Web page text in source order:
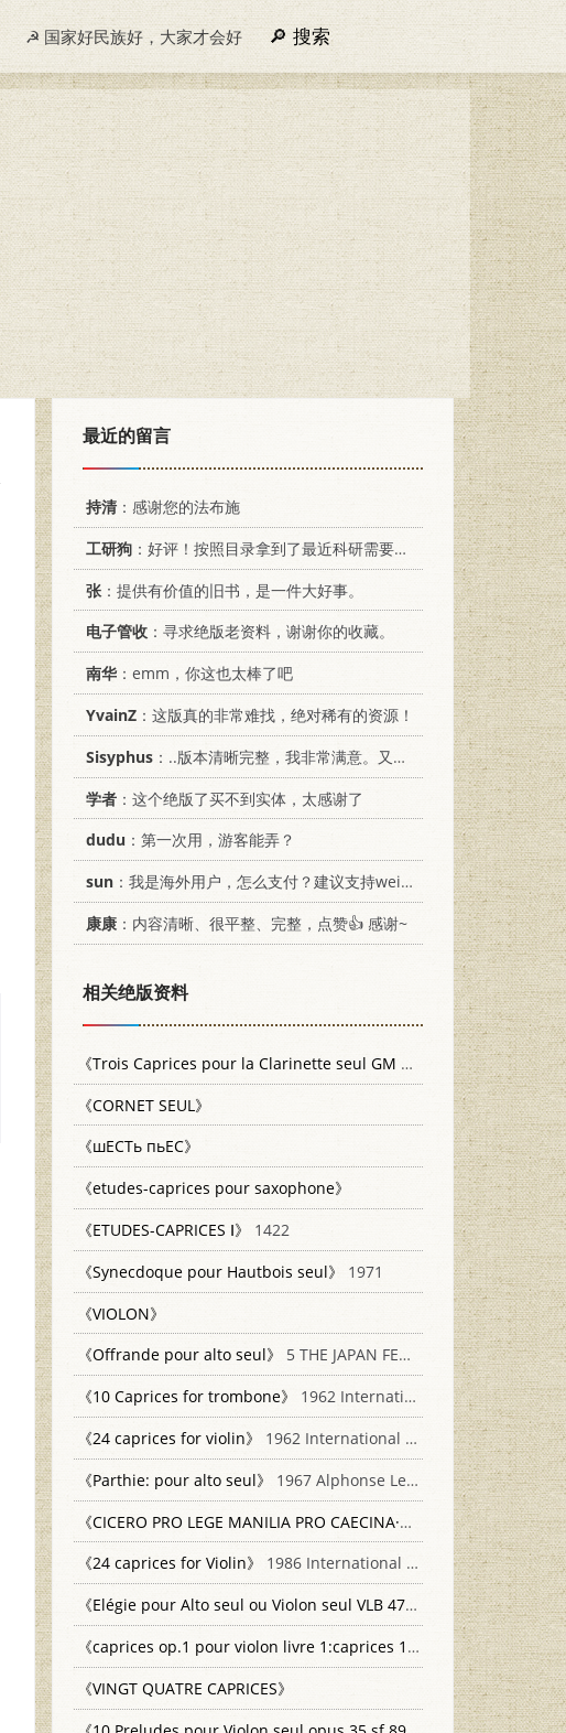
☭ 国家好民族好，大家才会好 搜索
最近的留言
持清：感谢您的法布施
工研狗 ：好评！按照目录拿到了最近科研需要的材料！
张 ：提供有价值的旧书，是一件大好事。
电子管收 ：寻求绝版老资料，谢谢你的收藏。
南华：emm，你这也太棒了吧
YvainZ ：这版真的非常难找，绝对稀有的资源！
Sisyphus ：..版本清晰完整，我非常满意。又及，这本《话语的真相》...
学者 ：这个绝版了买不到实体，太感谢了
dudu ：第一次用，游客能弄？
sun ：我是海外用户，怎么支付？建议支持weixin支付
康康 ：内容清晰、很平整、完整，点赞👍 感谢~
相关绝版资料
《Trois Caprices pour la Clarinette seul GM 1397》
1992 Edition
《CORNET SEUL》
《шECTь пьEC》
《etudes-caprices pour saxophone》
《ETUDES-CAPRICES Ⅰ》
1422
《Synecdoque pour Hautbois seul》
1971
《VIOLON》
《Offrande pour alto seul》
5 THE JAPAN FEDERATION OF COMPOSERS
《10 Caprices for trombone》
1962 International Music Company
《24 caprices for violin》
1962 International Music Company
《Parthie: pour alto seul》
1967 Alphonse Leduc
《CICERO PRO LEGE MANILIA PRO CAECINA·PROCLUENTIO PRO RABIRIO PERDUELLIONIS》
《24 caprices for Violin》
1986 International Music company
《Elégie pour Alto seul ou Violon seul VLB 47》
1945 SCHOTT
《caprices op.1 pour violon livre 1:caprices 1 a 12 pour saxophone alto Mib》
《VINGT QUATRE CAPRICES》